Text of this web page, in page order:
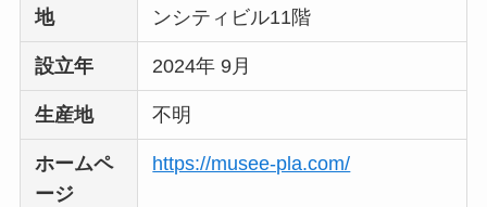
地
ンシティビル11階
設立年 2024年 9月
生産地 不明
ホームペ
ージ
https://musee-pla.com/